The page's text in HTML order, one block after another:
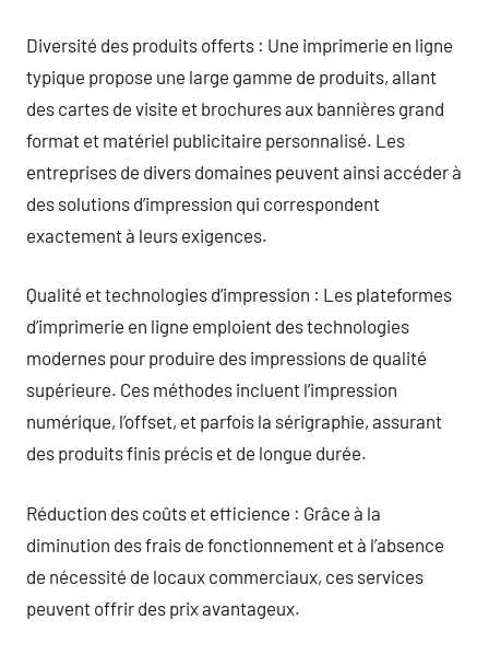
Diversité des produits offerts : Une imprimerie en ligne
typique propose une large gamme de produits, allant
des cartes de visite et brochures aux bannières grand
format et matériel publicitaire personnalisé. Les
entreprises de divers domaines peuvent ainsi accéder à
des solutions d’impression qui correspondent
exactement à leurs exigences.
Qualité et technologies d’impression : Les plateformes
d’imprimerie en ligne emploient des technologies
modernes pour produire des impressions de qualité
supérieure. Ces méthodes incluent l’impression
numérique, l’offset, et parfois la sérigraphie, assurant
des produits finis précis et de longue durée.
Réduction des coûts et efficience : Grâce à la
diminution des frais de fonctionnement et à l’absence
de nécessité de locaux commerciaux, ces services
peuvent offrir des prix avantageux.